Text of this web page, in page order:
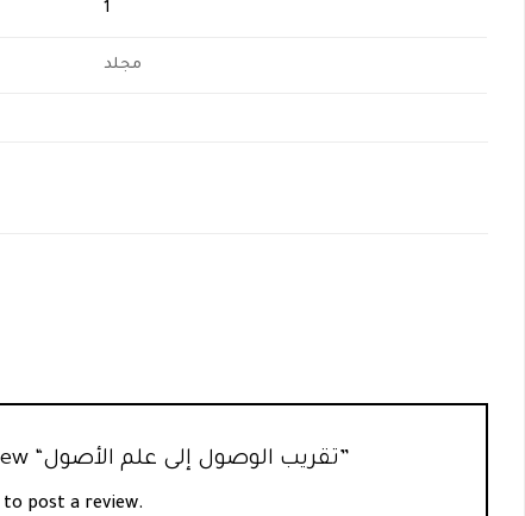
1
مجلد
Be the first to review “تقريب الوصول إلى علم الأصول”
to post a review.